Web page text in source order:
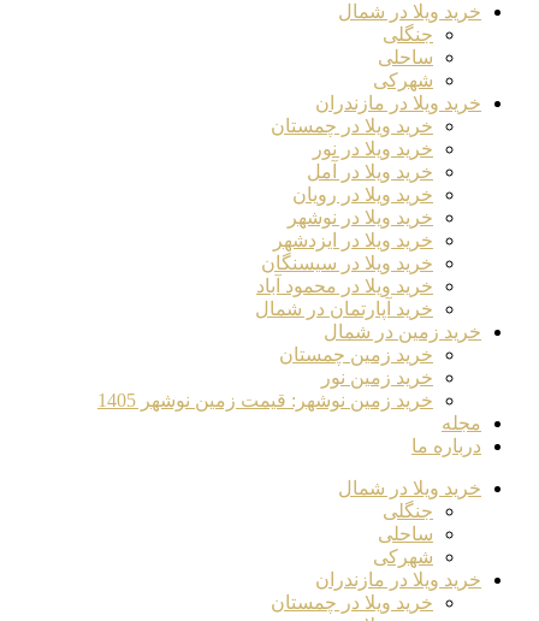
خرید ویلا در شمال
جنگلی
ساحلی
شهرکی
خرید ویلا در مازندران
خرید ویلا در چمستان
خرید ویلا در نور
خرید ویلا در آمل
خرید ویلا در رویان
خرید ویلا در نوشهر
خرید ویلا در ایزدشهر
خرید ویلا در سیسنگان
خرید ویلا در محمود آباد
خرید آپارتمان در شمال
خرید زمین در شمال
خرید زمین چمستان
خرید زمین نور
خرید زمین نوشهر: قیمت زمین نوشهر 1405
مجله
درباره ما
خرید ویلا در شمال
جنگلی
ساحلی
شهرکی
خرید ویلا در مازندران
خرید ویلا در چمستان